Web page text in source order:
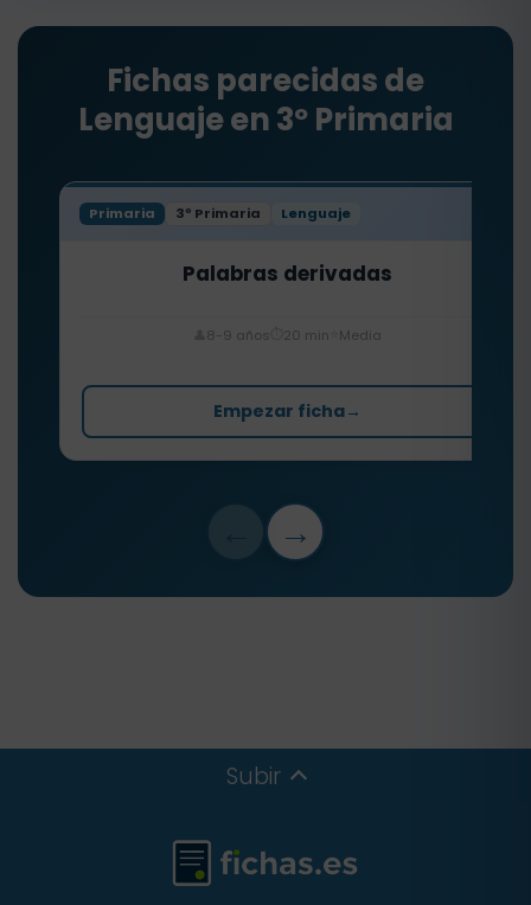
Fichas parecidas de
Lenguaje en 3º Primaria
Primaria 3º Primaria Lenguaje
Palabras derivadas
8-9 años 20 min Media
Empezar ficha→
→
Subir